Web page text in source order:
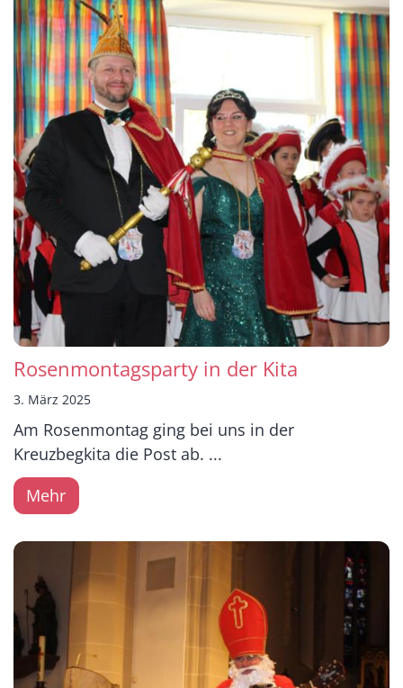
Rosenmontagsparty in der Kita
3. März 2025
Am Rosenmontag ging bei uns in der
Kreuzbegkita die Post ab. ...
Mehr